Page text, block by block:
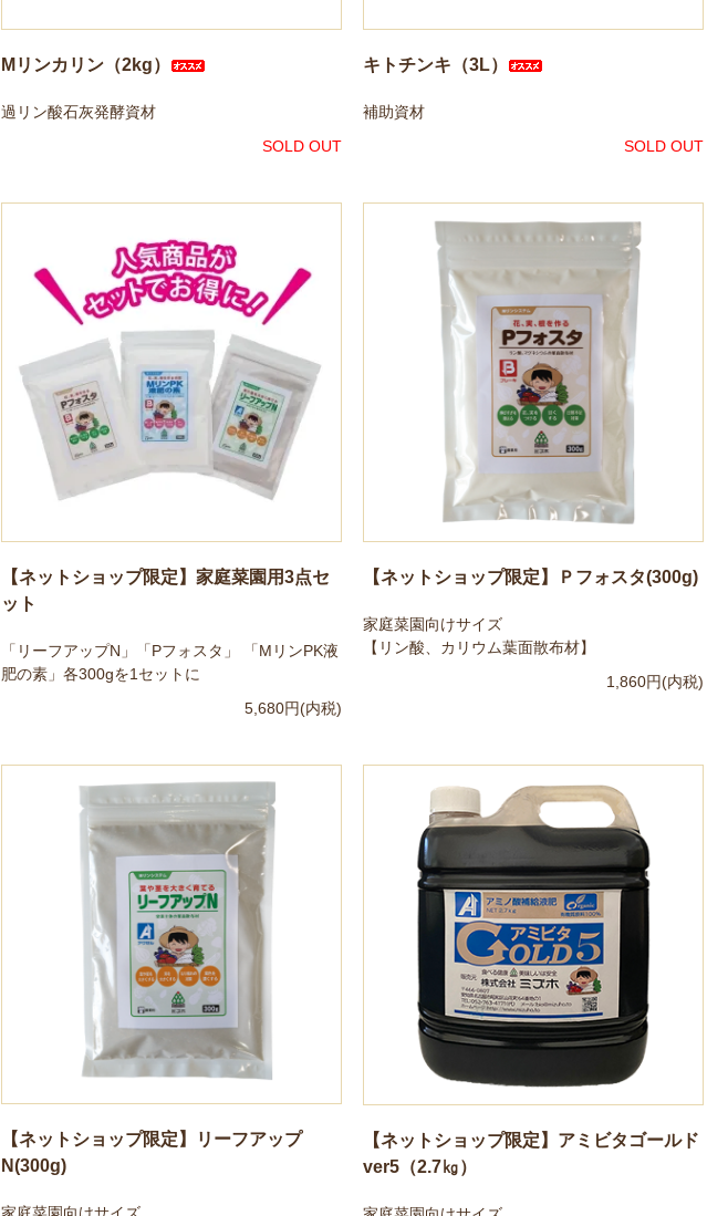
Mリンカリン（2kg）
過リン酸石灰発酵資材
SOLD OUT
キトチンキ（3L）
補助資材
SOLD OUT
【ネットショップ限定】家庭菜園用3点セ
ット
「リーフアップN」「Pフォスタ」 「MリンPK液
肥の素」各300gを1セットに
5,680円(内税)
【ネットショップ限定】Ｐフォスタ(300g)
家庭菜園向けサイズ
【リン酸、カリウム葉面散布材】
1,860円(内税)
【ネットショップ限定】リーフアップ
N(300g)
【ネットショップ限定】アミビタゴールド
ver5（2.7㎏）